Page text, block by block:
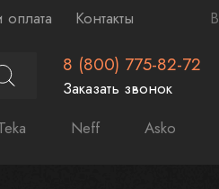
оплата Контакты
8 (800) 775-82-72
Заказать звонок
Neff Asko